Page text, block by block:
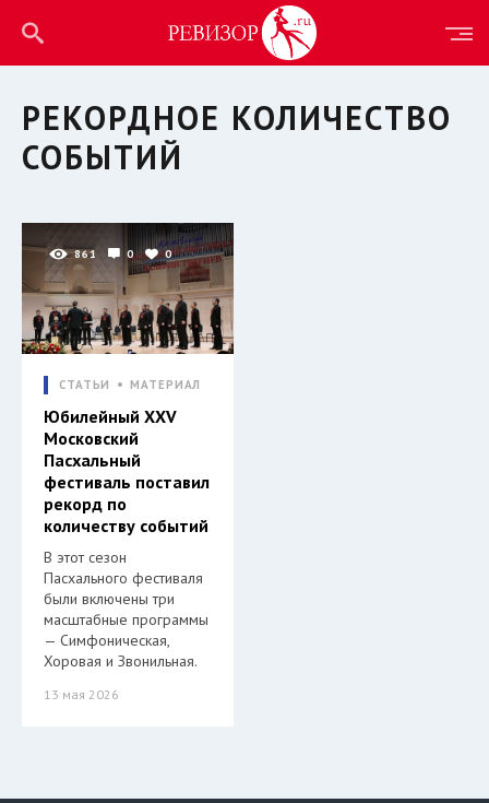
РЕКОРДНОЕ КОЛИЧЕСТВО
СОБЫТИЙ
861 0 0
СТАТЬИ МАТЕРИАЛ
Юбилейный ХХV
Московский
Пасхальный
фестиваль поставил
рекорд по
количеству событий
В этот сезон
Пасхального фестиваля
были включены три
масштабные программы
— Симфоническая,
Хоровая и Звонильная.
13 мая 2026